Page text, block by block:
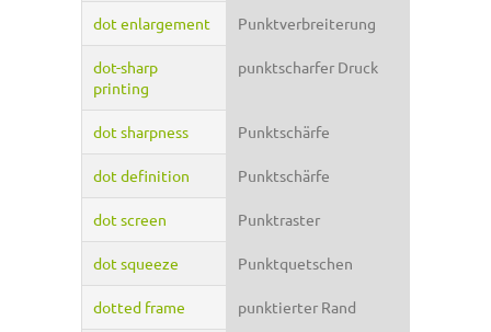
dot enlargement Punktverbreiterung
dot-sharp
printing
punktscharfer Druck
dot sharpness Punktschärfe
dot definition Punktschärfe
dot screen Punktraster
dot squeeze Punktquetschen
dotted frame punktierter Rand